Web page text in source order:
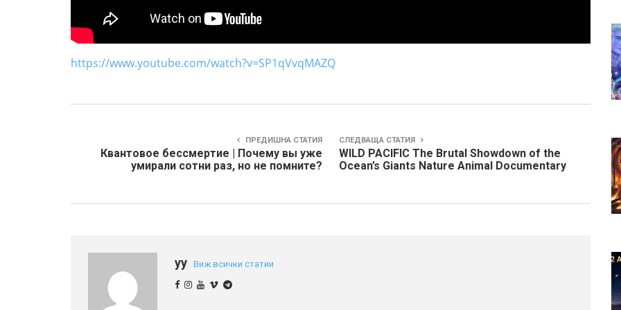
https://www.youtube.com/watch?v=SP1qVvqMAZQ
ПРЕДИШНА СТАТИЯ
Квантовое бессмертие | Почему вы уже
умирали сотни раз, но не помните?
СЛЕДВАЩА СТАТИЯ
WILD PACIFIC The Brutal Showdown of the
Ocean’s Giants Nature Animal Documentary
yy Виж всички статии